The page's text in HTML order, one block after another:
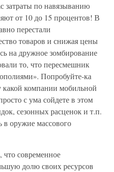
затраты по навязыванию
от 10 до 15 процентов! В
перестали
товаров и снижая цены
на дружное зомбирование
то, что пересмешник
Попробуйте-ка
какой компании мобильной
с ума сойдете в этом
сезонных расценок и т.п.
в оружие массового
современное
долю своих ресурсов